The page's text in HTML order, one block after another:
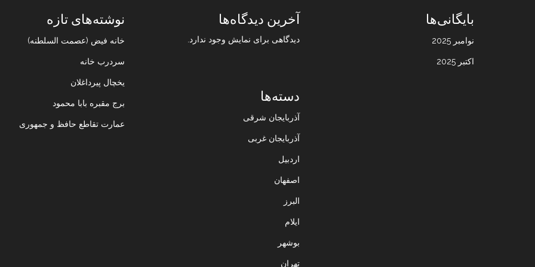
نوشته‌های تازه
خانه فیض (عصمت السلطنه)
سردرب خانه
یخچال پیرداغلان
برج مقبره بابا محمود
عمارت تقاطع حافظ و جمهوری
آخرین دیدگاه‌ها
دیدگاهی برای نمایش وجود ندارد.
بایگانی‌ها
نوامبر 2025
اکتبر 2025
دسته‌ها
آذربایجان شرقی
آذربایجان غربی
اردبیل
اصفهان
البرز
ایلام
بوشهر
تهران